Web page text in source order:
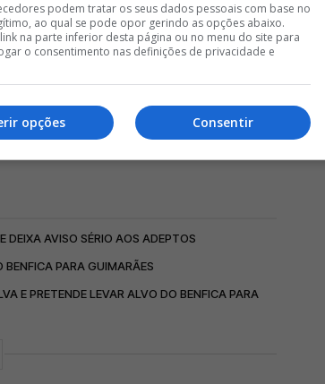
DEIXA AVISO SÉRIO AOS ADEPTOS
PARA GUIMARÃES
E PRETENDE LEVAR ALVO DO BENFICA PARA
podem tratar os seus dados pessoais com base no
ao qual se pode opor gerindo as opções abaixo.
na parte inferior desta página ou no menu do site para
o consentimento nas definições de privacidade e
Consentir
opções